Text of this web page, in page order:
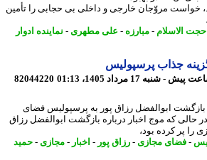
مروّجان خارجی و داخلی بی حجابی را تأمین
-مبارزه- علی مطهری- نماینده ادوار
جذاب پرسپولیس
82044220
ابوالفضل رزاق پور به پرسپولیس فضای
که موج اخبار درباره بازگشت ابوالفضل رزاق
کرده بود،
فضای مجازی- رزاق پور-اخبار -مجازی- حمید